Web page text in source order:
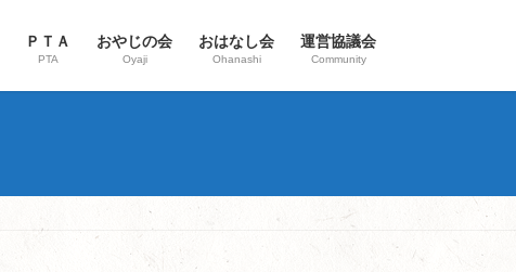
ＰＴＡ
PTA
おやじの会
Oyaji
おはなし会
Ohanashi
運営協議会
Community